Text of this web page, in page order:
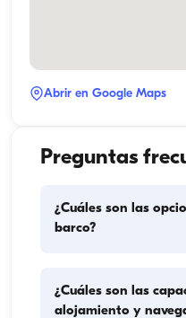
Abrir en Google Maps
Preguntas
¿Cuáles son las
barco?
dos componentes
¿Cuáles son las
alojamiento y